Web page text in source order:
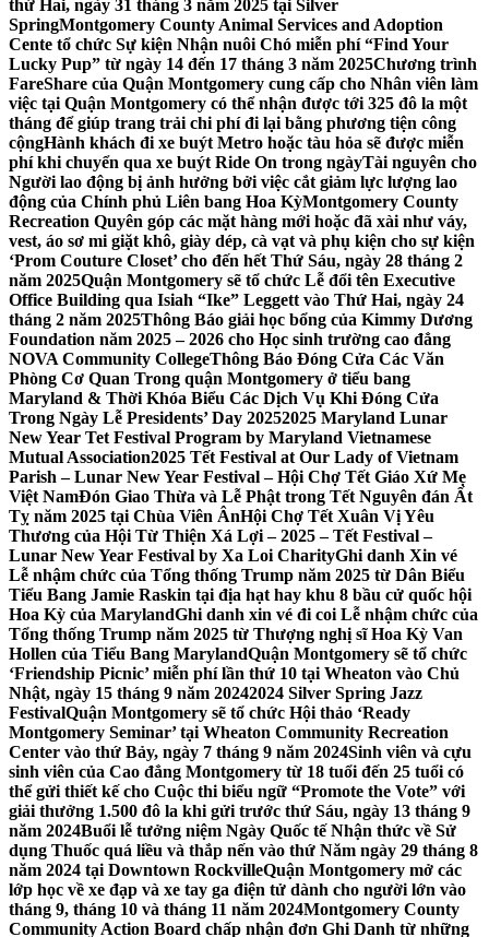
thứ Hai, ngày 31 tháng 3 năm 2025 tại Silver
SpringMontgomery County Animal Services and Adoption
Cente tổ chức Sự kiện Nhận nuôi Chó miễn phí “Find Your
Lucky Pup” từ ngày 14 đến 17 tháng 3 năm 2025Chương trình
FareShare của Quận Montgomery cung cấp cho Nhân viên làm
việc tại Quận Montgomery có thể nhận được tới 325 đô la một
tháng để giúp trang trải chi phí đi lại bằng phương tiện công
cộngHành khách đi xe buýt Metro hoặc tàu hỏa sẽ được miễn
phí khi chuyển qua xe buýt Ride On trong ngàyTài nguyên cho
Người lao động bị ảnh hưởng bởi việc cắt giảm lực lượng lao
động của Chính phủ Liên bang Hoa KỳMontgomery County
Recreation Quyên góp các mặt hàng mới hoặc đã xài như váy,
vest, áo sơ mi giặt khô, giày dép, cà vạt và phụ kiện cho sự kiện
‘Prom Couture Closet’ cho đến hết Thứ Sáu, ngày 28 tháng 2
năm 2025Quận Montgomery sẽ tổ chức Lễ đổi tên Executive
Office Building qua Isiah “Ike” Leggett vào Thứ Hai, ngày 24
tháng 2 năm 2025Thông Báo giải học bổng của Kimmy Dương
Foundation năm 2025 – 2026 cho Học sinh trường cao đẳng
NOVA Community CollegeThông Báo Đóng Cửa Các Văn
Phòng Cơ Quan Trong quận Montgomery ở tiểu bang
Maryland & Thời Khóa Biểu Các Dịch Vụ Khi Đóng Cửa
Trong Ngày Lễ Presidents’ Day 20252025 Maryland Lunar
New Year Tet Festival Program by Maryland Vietnamese
Mutual Association2025 Tết Festival at Our Lady of Vietnam
Parish – Lunar New Year Festival – Hội Chợ Tết Giáo Xứ Mẹ
Việt NamĐón Giao Thừa và Lễ Phật trong Tết Nguyên đán Ất
Tỵ năm 2025 tại Chùa Viên ÂnHội Chợ Tết Xuân Vị Yêu
Thương của Hội Từ Thiện Xá Lợi – 2025 – Tết Festival –
Lunar New Year Festival by Xa Loi CharityGhi danh Xin vé
Lễ nhậm chức của Tổng thống Trump năm 2025 từ Dân Biểu
Tiểu Bang Jamie Raskin tại địa hạt hay khu 8 bầu cử quốc hội
Hoa Kỳ của MarylandGhi danh xin vé đi coi Lễ nhậm chức của
Tổng thống Trump năm 2025 từ Thượng nghị sĩ Hoa Kỳ Van
Hollen của Tiểu Bang MarylandQuận Montgomery sẽ tổ chức
‘Friendship Picnic’ miễn phí lần thứ 10 tại Wheaton vào Chủ
Nhật, ngày 15 tháng 9 năm 20242024 Silver Spring Jazz
FestivalQuận Montgomery sẽ tổ chức Hội thảo ‘Ready
Montgomery Seminar’ tại Wheaton Community Recreation
Center vào thứ Bảy, ngày 7 tháng 9 năm 2024Sinh viên và cựu
sinh viên của Cao đẳng Montgomery từ 18 tuổi đến 25 tuổi có
thể gửi thiết kế cho Cuộc thi biểu ngữ “Promote the Vote” với
giải thưởng 1.500 đô la khi gửi trước thứ Sáu, ngày 13 tháng 9
năm 2024Buổi lễ tưởng niệm Ngày Quốc tế Nhận thức về Sử
dụng Thuốc quá liều và thắp nến vào thứ Năm ngày 29 tháng 8
năm 2024 tại Downtown RockvilleQuận Montgomery mở các
lớp học về xe đạp và xe tay ga điện tử dành cho người lớn vào
tháng 9, tháng 10 và tháng 11 năm 2024Montgomery County
Community Action Board chấp nhận đơn Ghi Danh từ những